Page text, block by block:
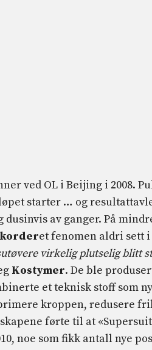
ved OL i Beijing i 2008.
starter … og
dusinvis av ganger. På
et fenomen aldri sett
virkelig plutselig blitt
Kostymer. De ble
et teknisk stoff som
kroppen, redusere
førte til at
noe som fikk antall nye